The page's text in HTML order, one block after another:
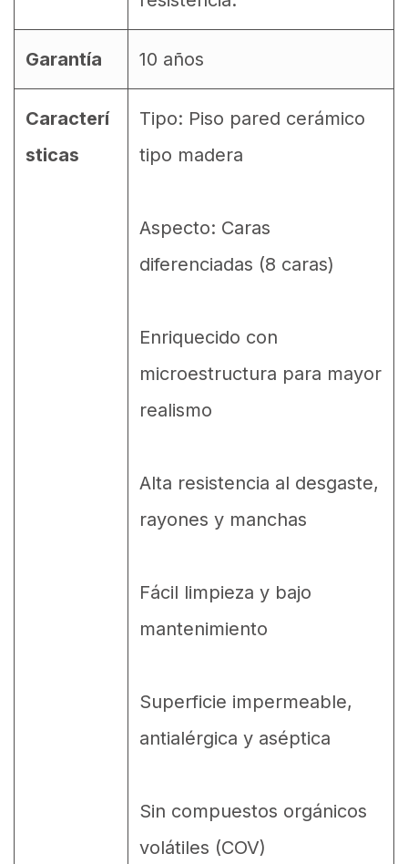
Garantía 10 años
Caracterí
sticas
Tipo: Piso pared cerámico
tipo madera
Aspecto: Caras
diferenciadas (8 caras)
Enriquecido con
microestructura para mayor
realismo
Alta resistencia al desgaste,
rayones y manchas
Fácil limpieza y bajo
mantenimiento
Superficie impermeable,
antialérgica y aséptica
Sin compuestos orgánicos
volátiles (COV)